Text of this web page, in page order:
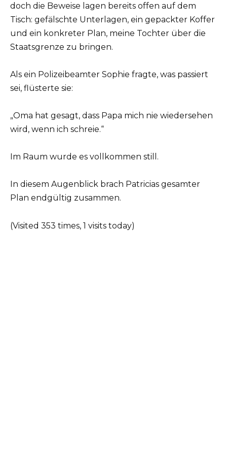
doch die Beweise lagen bereits offen auf dem
Tisch: gefälschte Unterlagen, ein gepackter Koffer
und ein konkreter Plan, meine Tochter über die
Staatsgrenze zu bringen.
Als ein Polizeibeamter Sophie fragte, was passiert
sei, flüsterte sie:
„Oma hat gesagt, dass Papa mich nie wiedersehen
wird, wenn ich schreie.“
Im Raum wurde es vollkommen still.
In diesem Augenblick brach Patricias gesamter
Plan endgültig zusammen.
(Visited 353 times, 1 visits today)